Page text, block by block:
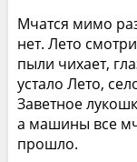
Мчатся мимо
нет. Лето
пыли чихает,
устало Лето,
Заветное
а машины все
прошло.